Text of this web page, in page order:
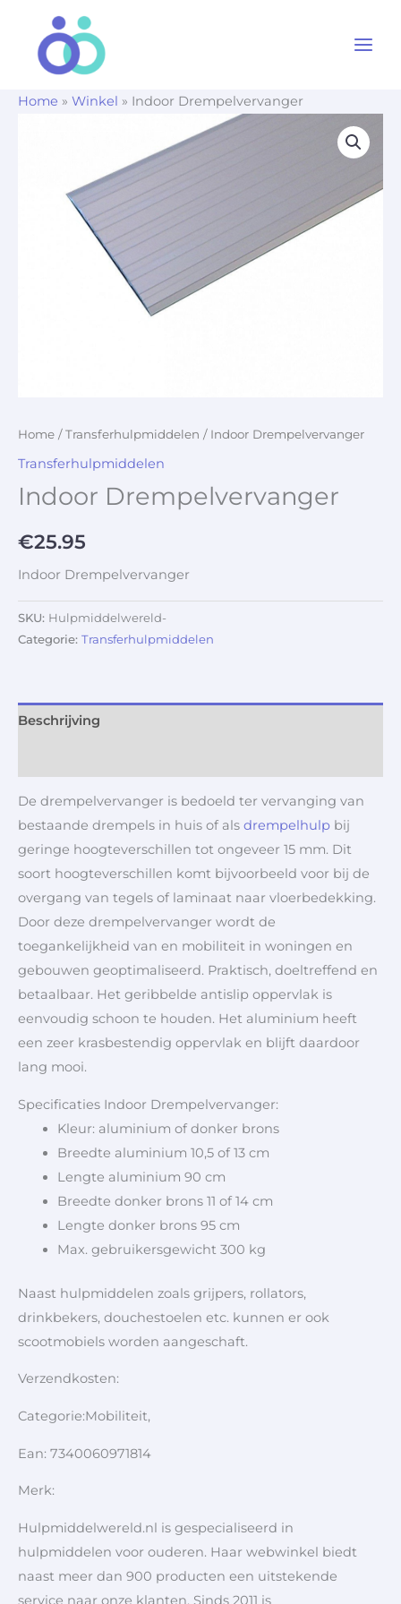
Home » Winkel » Indoor Drempelvervanger
Home /Transferhulpmiddelen / Indoor Drempelvervanger
Transferhulpmiddelen
Indoor Drempelvervanger
€25.95
Indoor Drempelvervanger
SKU: Hulpmiddelwereld-
Categorie: Transferhulpmiddelen
Beschrijving
De drempelvervanger is bedoeld ter vervanging van
bestaande drempels in huis of als drempelhulp bij
geringe hoogteverschillen tot ongeveer 15 mm. Dit
soort hoogteverschillen komt bijvoorbeeld voor bij de
overgang van tegels of laminaat naar vloerbedekking.
Door deze drempelvervanger wordt de
toegankelijkheid van en mobiliteit in woningen en
gebouwen geoptimaliseerd. Praktisch, doeltreffend en
betaalbaar. Het geribbelde antislip oppervlak is
eenvoudig schoon te houden. Het aluminium heeft
een zeer krasbestendig oppervlak en blijft daardoor
lang mooi.
Specificaties Indoor Drempelvervanger:
Kleur: aluminium of donker brons
Breedte aluminium 10,5 of 13 cm
Lengte aluminium 90 cm
Breedte donker brons 11 of 14 cm
Lengte donker brons 95 cm
Max. gebruikersgewicht 300 kg
Naast hulpmiddelen zoals grijpers, rollators,
drinkbekers, douchestoelen etc. kunnen er ook
scootmobiels worden aangeschaft.
Verzendkosten:
Categorie:Mobiliteit,
Ean: 7340060971814
Merk:
Hulpmiddelwereld.nl is gespecialiseerd in
hulpmiddelen voor ouderen. Haar webwinkel biedt
naast meer dan 900 producten een uitstekende
service naar onze klanten. Sinds 2011 is